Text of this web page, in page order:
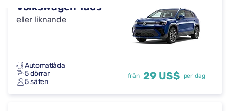
Volkswagen Taos
eller liknande
Automatlåda
5 dörrar
5 säten
från 29 US$ per dag